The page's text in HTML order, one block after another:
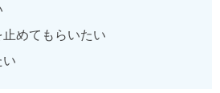
めてもらいたい
い